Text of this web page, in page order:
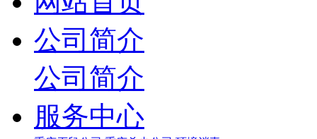
公司简介
公司简介
服务中心